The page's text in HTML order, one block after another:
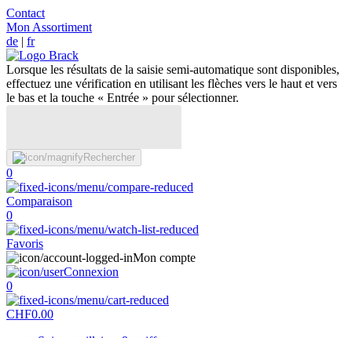
Contact
Mon Assortiment
de | fr
Lorsque les résultats de la saisie semi-automatique sont disponibles,
effectuez une vérification en utilisant les flèches vers le haut et vers
le bas et la touche « Entrée » pour sélectionner.
Rechercher
0
Comparaison
0
Favoris
Mon compte
Connexion
0
CHF0.00